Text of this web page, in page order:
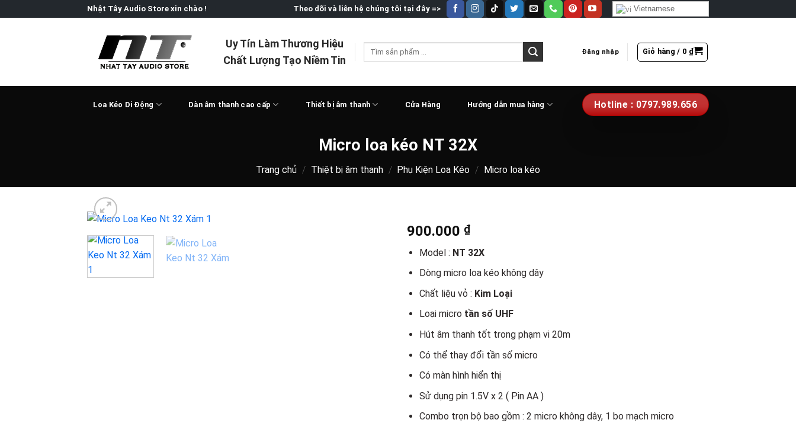
to
Nhật Tây Audio Store xin chào ! Theo dõi và liên hệ chúng tôi tại đây => Vietnamese
Uy Tín Làm Thương Hiệu
Chất Lượng Tạo Niềm Tin
Tìm
Đăng nhập Giỏ hàng / 0 ₫
Loa Kéo Di Động Dàn âm thanh cao cấp Thiết bị âm thanh Cửa Hàng Hướng dẫn mua hàng Hotline : 0797.989.656
Micro loa kéo NT 32X
Trang chủ / Thiệt bị âm thanh / Phụ Kiện Loa Kéo / Micro loa kéo
900.000 ₫
Model : NT 32X
Dòng micro loa kéo không dây
Chất liệu vỏ : Kim Loại
Loại micro tần số UHF
Hút âm thanh tốt trong phạm vi 20m
Có thể thay đổi tần số micro
Có màn hình hiển thị
Sử dụng pin 1.5V x 2 ( Pin AA )
Combo trọn bộ bao gồm : 2 micro không dây, 1 bo mạch micro